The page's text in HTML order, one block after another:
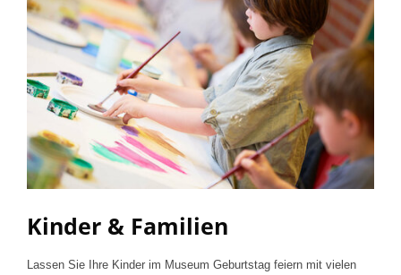
Kinder & Familien
Lassen Sie Ihre Kinder im Museum Geburtstag feiern mit vielen